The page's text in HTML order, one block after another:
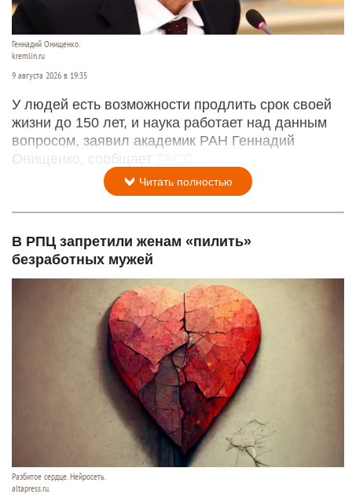
Геннадий Онищенко.
kremlin.ru
9 августа 2026 в 19:35
У людей есть возможности продлить срок своей
жизни до 150 лет, и наука работает над данным
вопросом, заявил академик РАН Геннадий
Онищенко, сообщает ТАСС
Читать полностью
В РПЦ запретили женам «пилить»
безработных мужей
Разбитое сердце. Нейросеть.
altapress.ru.